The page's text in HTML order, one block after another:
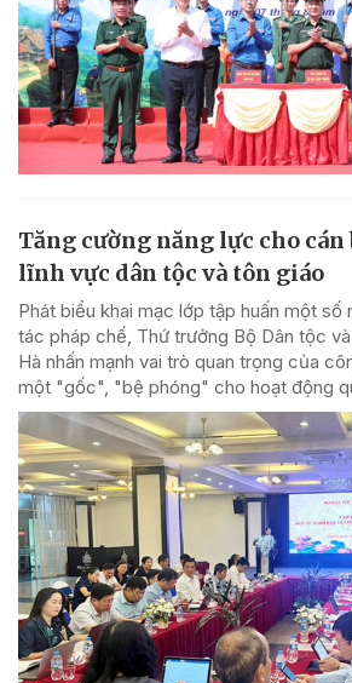
Tăng cường năng lực cho cán
lĩnh vực dân tộc và tôn giáo
Phát biểu khai mạc lớp tập huấn một số
tác pháp chế, Thứ trưởng Bộ Dân tộc
Hà nhấn mạnh vai trò quan trọng của
một "gốc", "bệ phóng" cho hoạt động